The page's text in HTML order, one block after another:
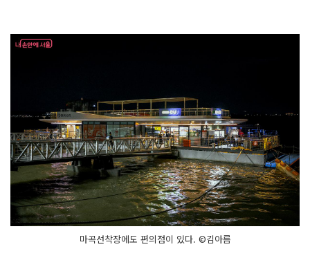
마곡선착장에도 편의점이 있다. ©김아름